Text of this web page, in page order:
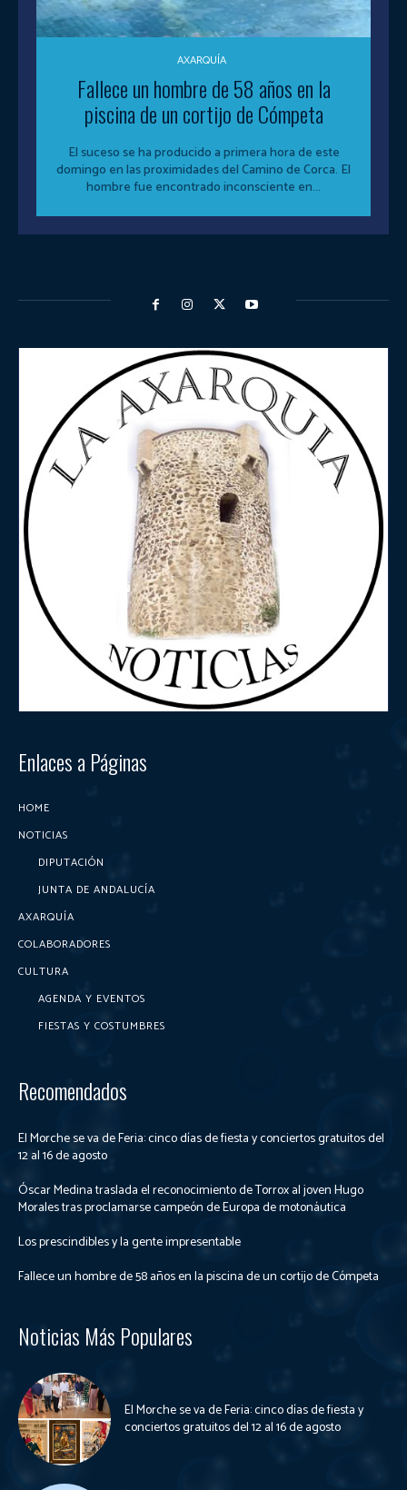
AXARQUÍA
Fallece un hombre de 58 años en la
piscina de un cortijo de Cómpeta
El suceso se ha producido a primera hora de este
domingo en las proximidades del Camino de Corca. El
hombre fue encontrado inconsciente en...
Enlaces a Páginas
HOME
NOTICIAS
DIPUTACIÓN
JUNTA DE ANDALUCÍA
AXARQUÍA
COLABORADORES
CULTURA
AGENDA Y EVENTOS
FIESTAS Y COSTUMBRES
Recomendados
El Morche se va de Feria: cinco días de fiesta y conciertos gratuitos del
12 al 16 de agosto
Óscar Medina traslada el reconocimiento de Torrox al joven Hugo
Morales tras proclamarse campeón de Europa de motonáutica
Los prescindibles y la gente impresentable
Fallece un hombre de 58 años en la piscina de un cortijo de Cómpeta
Noticias Más Populares
El Morche se va de Feria: cinco días de fiesta y
conciertos gratuitos del 12 al 16 de agosto